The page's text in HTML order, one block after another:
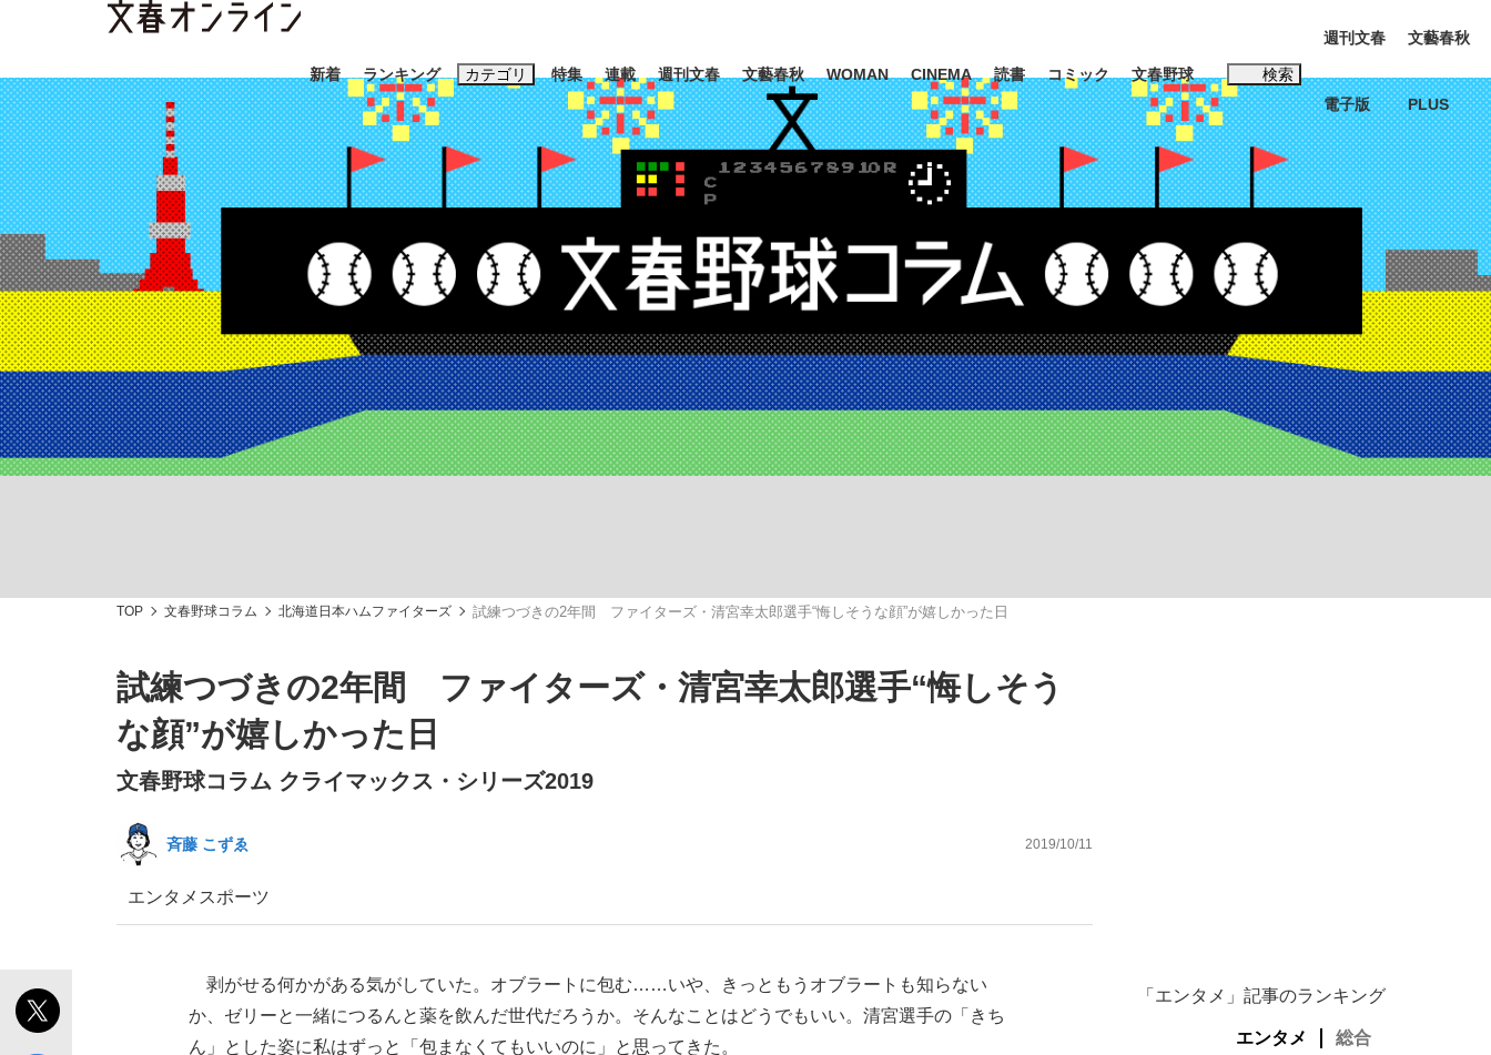
新着 ランキング カテゴリ
スクープ ニュース エンタメ ライフ ビジネス インタビュー 読書
「90%は失敗する。でも…」本田圭佑が初めて明かした日本代表監督に... 「最悪の空気のまま解散」WBC日本代表“敗戦”の真実 選手が明かす...
「敗因分析は一切聞かれなかった」侍ジャパン選手が証言した“NPB聞... 「クマが悪者扱いされているのが悲しい」『北の国から』倉本聰氏（91...
もっと見る
特集
終戦から81年 私のあのとき、私のいま
キングの誕生を、目撃せよ。
いまさら聞けない資産運用のすべて
連載 週刊文春 文藝春秋 WOMAN CINEMA 読書 コミック 文春野球 検索
キーワード入力
おすすめのキーワードタグ一覧
#藤田晋 #三山凌輝 #高市早苗 #後藤真希 #森岡毅 #城彰二 #内田有紀
#松田聖子
#玉木雄一郎
#亀和田武
週刊文春
電子版
文藝春秋
PLUS
TOP 文春野球コラム 北海道日本ハムファイターズ 試練つづきの2年間 ファイターズ・清宮幸太郎選手“悔しそうな顔”が嬉しかった日
試練つづきの2年間 ファイターズ・清宮幸太郎選手“悔しそう
な顔”が嬉しかった日
文春野球コラム クライマックス・シリーズ2019
斉藤 こずゑ 2019/10/11
エンタメ スポーツ
剥がせる何かがある気がしていた。オブラートに包む……いや、きっともうオブラートも知らない
か、ゼリーと一緒につるんと薬を飲んだ世代だろうか。そんなことはどうでもいい。清宮選手の「きち
ん」とした姿に私はずっと「包まなくてもいいのに」と思ってきた。
「エンタメ」記事のランキング
エンタメ 総合